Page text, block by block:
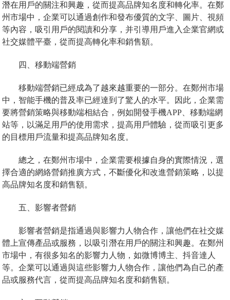
潛在用戶的關注和興趣，從而提高品牌知名度和轉化率。在鄭
州市場中，企業可以通過創作和發布優質的文字、圖片、視頻
等內容，吸引用戶的閱讀和分享，并引導用戶進入企業官網或
社交媒體平臺，從而提高轉化率和銷售額。
四、移動端營銷
移動端營銷已經成為了越來越重要的一部分。在鄭州市場
中，智能手機的普及率已經達到了驚人的水平。因此，企業需
要將營銷策略與移動端相結合，例如開發手機APP、移動端網
站等，以滿足用戶的使用需求，提高用戶體驗，從而吸引更多
的目標用戶流量和提高品牌知名度。
總之，在鄭州市場中，企業需要根據自身的實際情況，選
擇合適的網絡營銷推廣方式，不斷優化和改進營銷策略，以提
高品牌知名度和銷售額。
五、影響者營銷
影響者營銷是指通過與影響力人物合作，讓他們在社交媒
體上宣傳產品或服務，以吸引潛在用戶的關注和興趣。在鄭州
市場中，有很多知名的影響力人物，如微博博主、抖音達人
等。企業可以通過與這些影響力人物合作，讓他們為自己的產
品或服務代言，從而提高品牌知名度和銷售額。